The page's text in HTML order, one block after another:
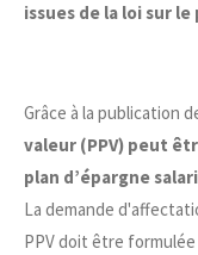
issues de la loi sur
Grâce à la publication
valeur (PPV) peut
plan d’épargne
La demande
PPV doit être